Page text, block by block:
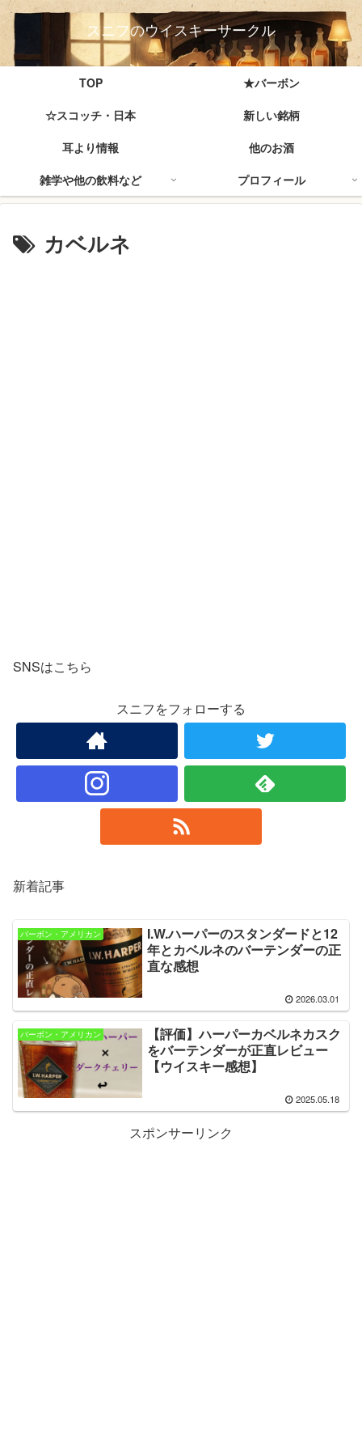
スニフのウイスキーサークル
TOP
★バーボン
☆スコッチ・日本
新しい銘柄
耳より情報
他のお酒
雑学や他の飲料など
プロフィール
カベルネ
SNSはこちら
スニフをフォローする
新着記事
バーボン・アメリカン
I.W.ハーパーのスタンダードと12
年とカベルネのバーテンダーの正
直な感想
2026.03.01
バーボン・アメリカン
【評価】ハーパーカベルネカスク
をバーテンダーが正直レビュー
【ウイスキー感想】
2025.05.18
スポンサーリンク